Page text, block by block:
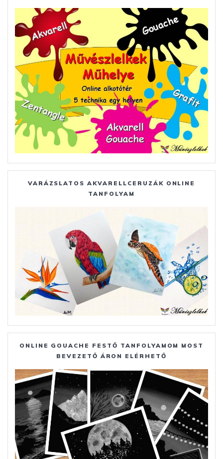
VARÁZSLATOS AKVARELLCERUZÁK ONLINE
TANFOLYAM
ONLINE GOUACHE FESTŐ TANFOLYAMOM MOST
BEVEZETŐ ÁRON ELÉRHETŐ